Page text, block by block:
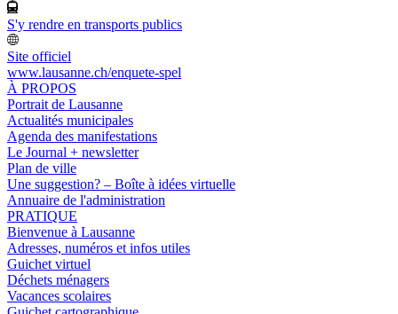
S'y rendre en transports publics
Site officiel
www.lausanne.ch/enquete-spel
À PROPOS
Portrait de Lausanne
Actualités municipales
Agenda des manifestations
Le Journal + newsletter
Plan de ville
Une suggestion? – Boîte à idées virtuelle
Annuaire de l'administration
PRATIQUE
Bienvenue à Lausanne
Adresses, numéros et infos utiles
Guichet virtuel
Déchets ménagers
Vacances scolaires